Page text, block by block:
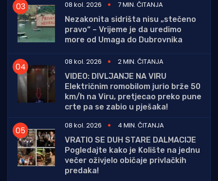
08 kol. 2026
7 MIN. ČITANJA
Nezakonita sidrišta nisu „stečeno
pravo“ – Vrijeme je da uredimo
more od Umaga do Dubrovnika
08 kol. 2026
2 MIN. ČITANJA
VIDEO: DIVLJANJE NA VIRU
Električnim romobilom jurio brže 50
km/h na Viru, pretjecao preko pune
crte pa se zabio u pješaka!
08 kol. 2026
4 MIN. ČITANJA
VRATIO SE DUH STARE DALMACIJE
Pogledajte kako je Kolište na jednu
večer oživjelo običaje privlačkih
predaka!